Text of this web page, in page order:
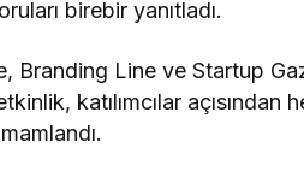
birebir yanıtladı.
Branding Line ve Startup
katılımcılar